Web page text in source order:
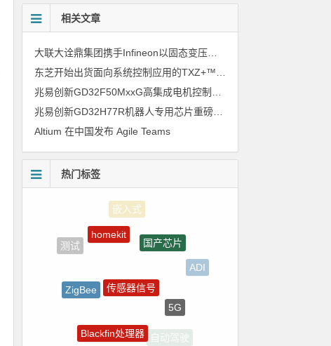
相关文章
大联大诠鼎集团携手Infineon以固态变压器重构配电效率新标杆
兆易创新GD32H77R机器人专用芯片重磅亮相，精准赋能伺服驱动与关节控制
Altium 在中国发布 Agile Teams
热门标签
测试
homekit
ADI
自动驾驶